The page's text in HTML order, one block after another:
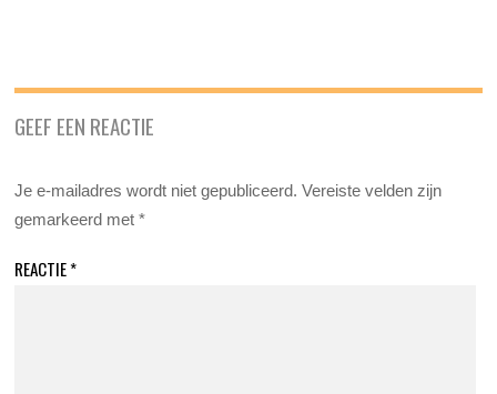
GEEF EEN REACTIE
Je e-mailadres wordt niet gepubliceerd. Vereiste velden zijn
gemarkeerd met*
REACTIE*